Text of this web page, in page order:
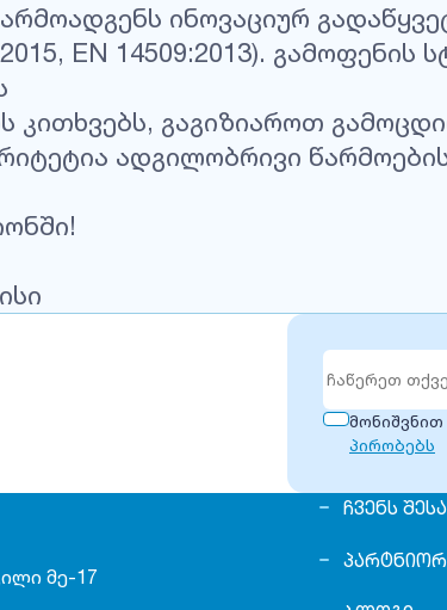
ინოვაციურ
EN 14509:2013). გამოფენის
კითხვებს, გაგიზიაროთ
ადგილობრივი
პირობებს
მე-17
ᲩᲕᲔᲜᲡ